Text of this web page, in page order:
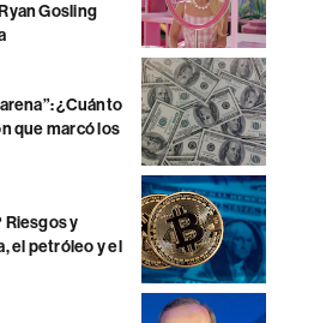
Gosling
¿Cuánto
que marcó los
y
el petróleo y el